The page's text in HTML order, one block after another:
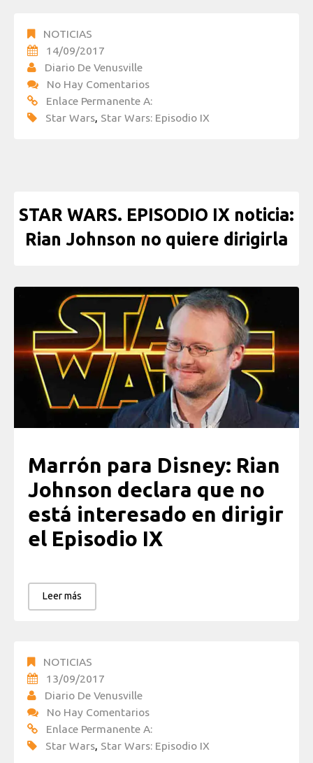
NOTICIAS
14/09/2017
Diario De Venusville
No Hay Comentarios
Enlace Permanente A:
Star Wars, Star Wars: Episodio IX
STAR WARS. EPISODIO IX noticia:
Rian Johnson no quiere dirigirla
Marrón para Disney: Rian
Johnson declara que no
está interesado en dirigir
el Episodio IX
Leer más
NOTICIAS
13/09/2017
Diario De Venusville
No Hay Comentarios
Enlace Permanente A:
Star Wars, Star Wars: Episodio IX